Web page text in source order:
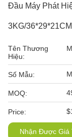
Đầu Máy Phát
3KG/36*29*21CM
Tên Thương
Hiệu:
Số Mẫu:
MOQ:
Price:
Nhận Được Giá